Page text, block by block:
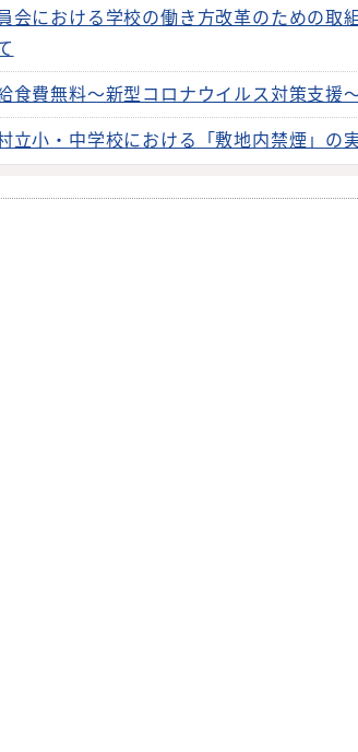
会における学校の働き方改革のための取
食費無料～新型コロナウイルス対策支援
立小・中学校における「敷地内禁煙」の